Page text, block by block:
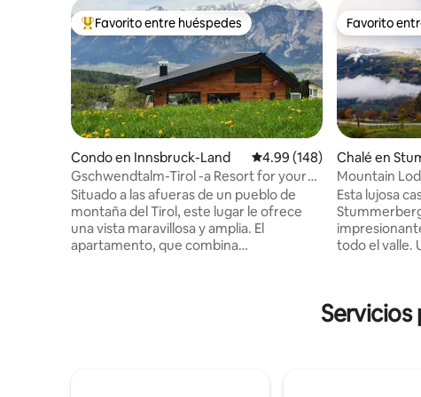
Favorito entre huéspedes preferido
Favorito entre huéspedes
Condo en Innsbruck-Land Calificación promedio: 4.99
4.99 (148)
Gschwendtalm-Tirol -a Resort for your
Take-Time
Situado a las afueras de un pueblo de
montaña del Tirol, este lugar le ofrece
una vista maravillosa y amplia. El
apartamento, que combina
Favorito
Favorito
Chalé en
Mountain
Esta lujosa
todo el valle.
El entorno
la máxima
Servicios